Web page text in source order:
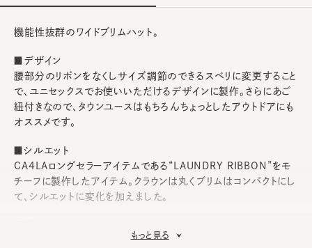
機能性抜群のワイドブリムハット。
■デザイン
腰部分のリボンをなくしサイズ調節のできるスベリに変更すること
で、ユニセックスでお使いいただけるデザインに製作。さらにあご
紐付きなので、タウンユースはもちろんちょっとしたアウトドアにも
オススメです。
■シルエット
CA4LAロングセラーアイテムである“LAUNDRY RIBBON”をモ
チーフに製作したアイテム。クラウンは丸くブリムはコンパクトにし
て、シルエットに変化を加えました。
環境に優しい撥水加工を施したリサイクルナイロンを使用。UVカ
もっと見る